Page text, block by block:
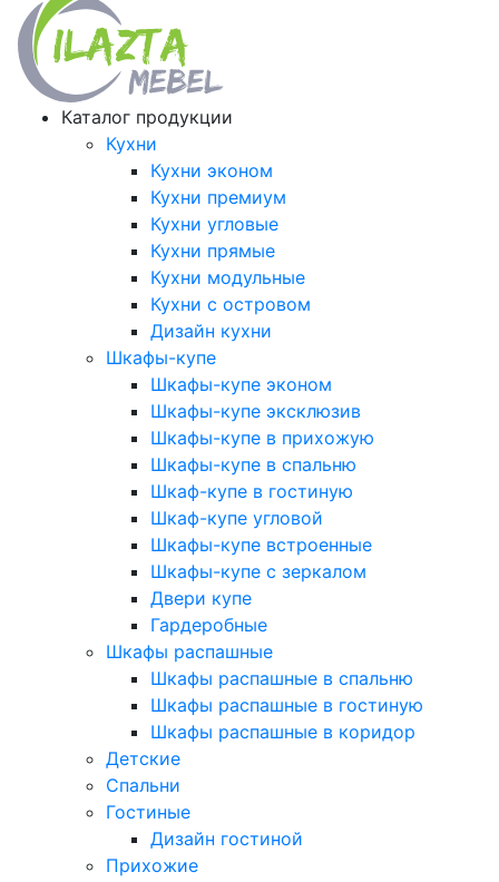
Каталог продукции
Кухни
Кухни эконом
Кухни премиум
Кухни угловые
Кухни прямые
Кухни модульные
Кухни с островом
Дизайн кухни
Шкафы-купе
Шкафы-купе эконом
Шкафы-купе эксклюзив
Шкафы-купе в прихожую
Шкафы-купе в спальню
Шкаф-купе в гостиную
Шкаф-купе угловой
Шкафы-купе встроенные
Шкафы-купе с зеркалом
Двери купе
Гардеробные
Шкафы распашные
Шкафы распашные в спальню
Шкафы распашные в гостиную
Шкафы распашные в коридор
Детские
Спальни
Гостиные
Дизайн гостиной
Прихожие